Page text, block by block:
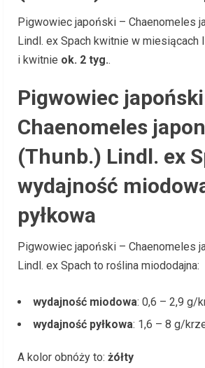
Pigwowiec japoński – Chaenomeles
Lindl. ex Spach kwitnie w miesiącach
i kwitnie ok. 2 tyg..
Pigwowiec
Chaenomeles
(Thunb.) Lindl. ex
wydajność
pyłkowa
Pigwowiec japoński – Chaenomeles
Lindl. ex Spach to roślina miododajna:
wydajność miodowa: 0,6 – 2,9 g/
wydajność pyłkowa: 1,6 – 8 g/
A kolor obnóży to: żółty